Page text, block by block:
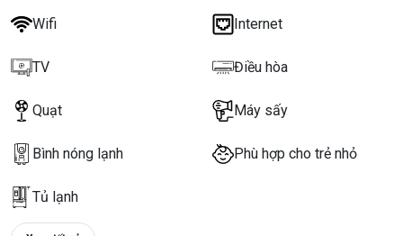
Wifi Internet
TV Điều hòa
Quạt Máy sấy
Bình nóng lạnh Phù hợp cho trẻ nhỏ
Tủ lạnh